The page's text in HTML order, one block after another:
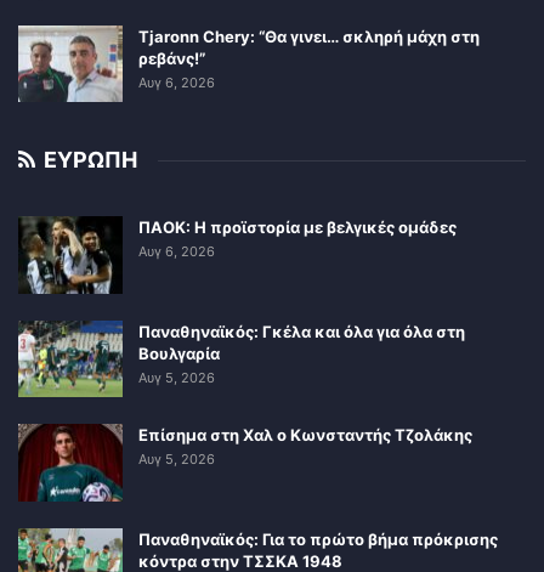
Tjaronn Chery: “Θα γινει… σκληρή μάχη στη
ρεβάνς!”
Αυγ 6, 2026
ΕΥΡΩΠΗ
ΠΑΟΚ: Η προϊστορία με βελγικές ομάδες
Αυγ 6, 2026
Παναθηναϊκός: Γκέλα και όλα για όλα στη
Βουλγαρία
Αυγ 5, 2026
Επίσημα στη Χαλ ο Κωνσταντής Τζολάκης
Αυγ 5, 2026
Παναθηναϊκός: Για το πρώτο βήμα πρόκρισης
κόντρα στην ΤΣΣΚΑ 1948